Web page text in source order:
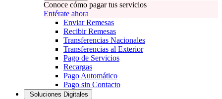
Conoce cómo pagar tus servicios
Entérate ahora
Enviar Remesas
Recibir Remesas
Transferencias Nacionales
Transferencias al Exterior
Pago de Servicios
Recargas
Pago Automático
Pago sin Contacto
Soluciones Digitales